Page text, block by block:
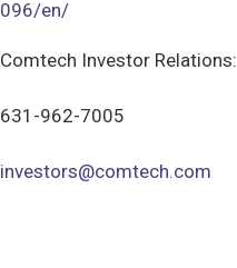
096/en/
Comtech Investor Relations:
631-962-7005
investors@comtech.com